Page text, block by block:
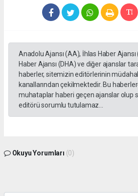
Anadolu Ajansı (AA), İhlas Haber
Haber Ajansı (DHA) ve diğer ajanslar
haberler, sitemizin editörlerinin
kanallarından çekilmektedir. Bu
muhataplar haberi geçen ajanslar olup
editörü sorumlu tutulamaz...
Okuyu Yorumları (0)